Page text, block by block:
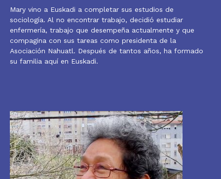
Mary vino a Euskadi a completar sus estudios de
sociología. Al no encontrar trabajo, decidió estudiar
enfermería, trabajo que desempeña actualmente y que
compagina con sus tareas como presidenta de la
Asociación Nahuatl. Después de tantos años, ha formado
su familia aquí en Euskadi.